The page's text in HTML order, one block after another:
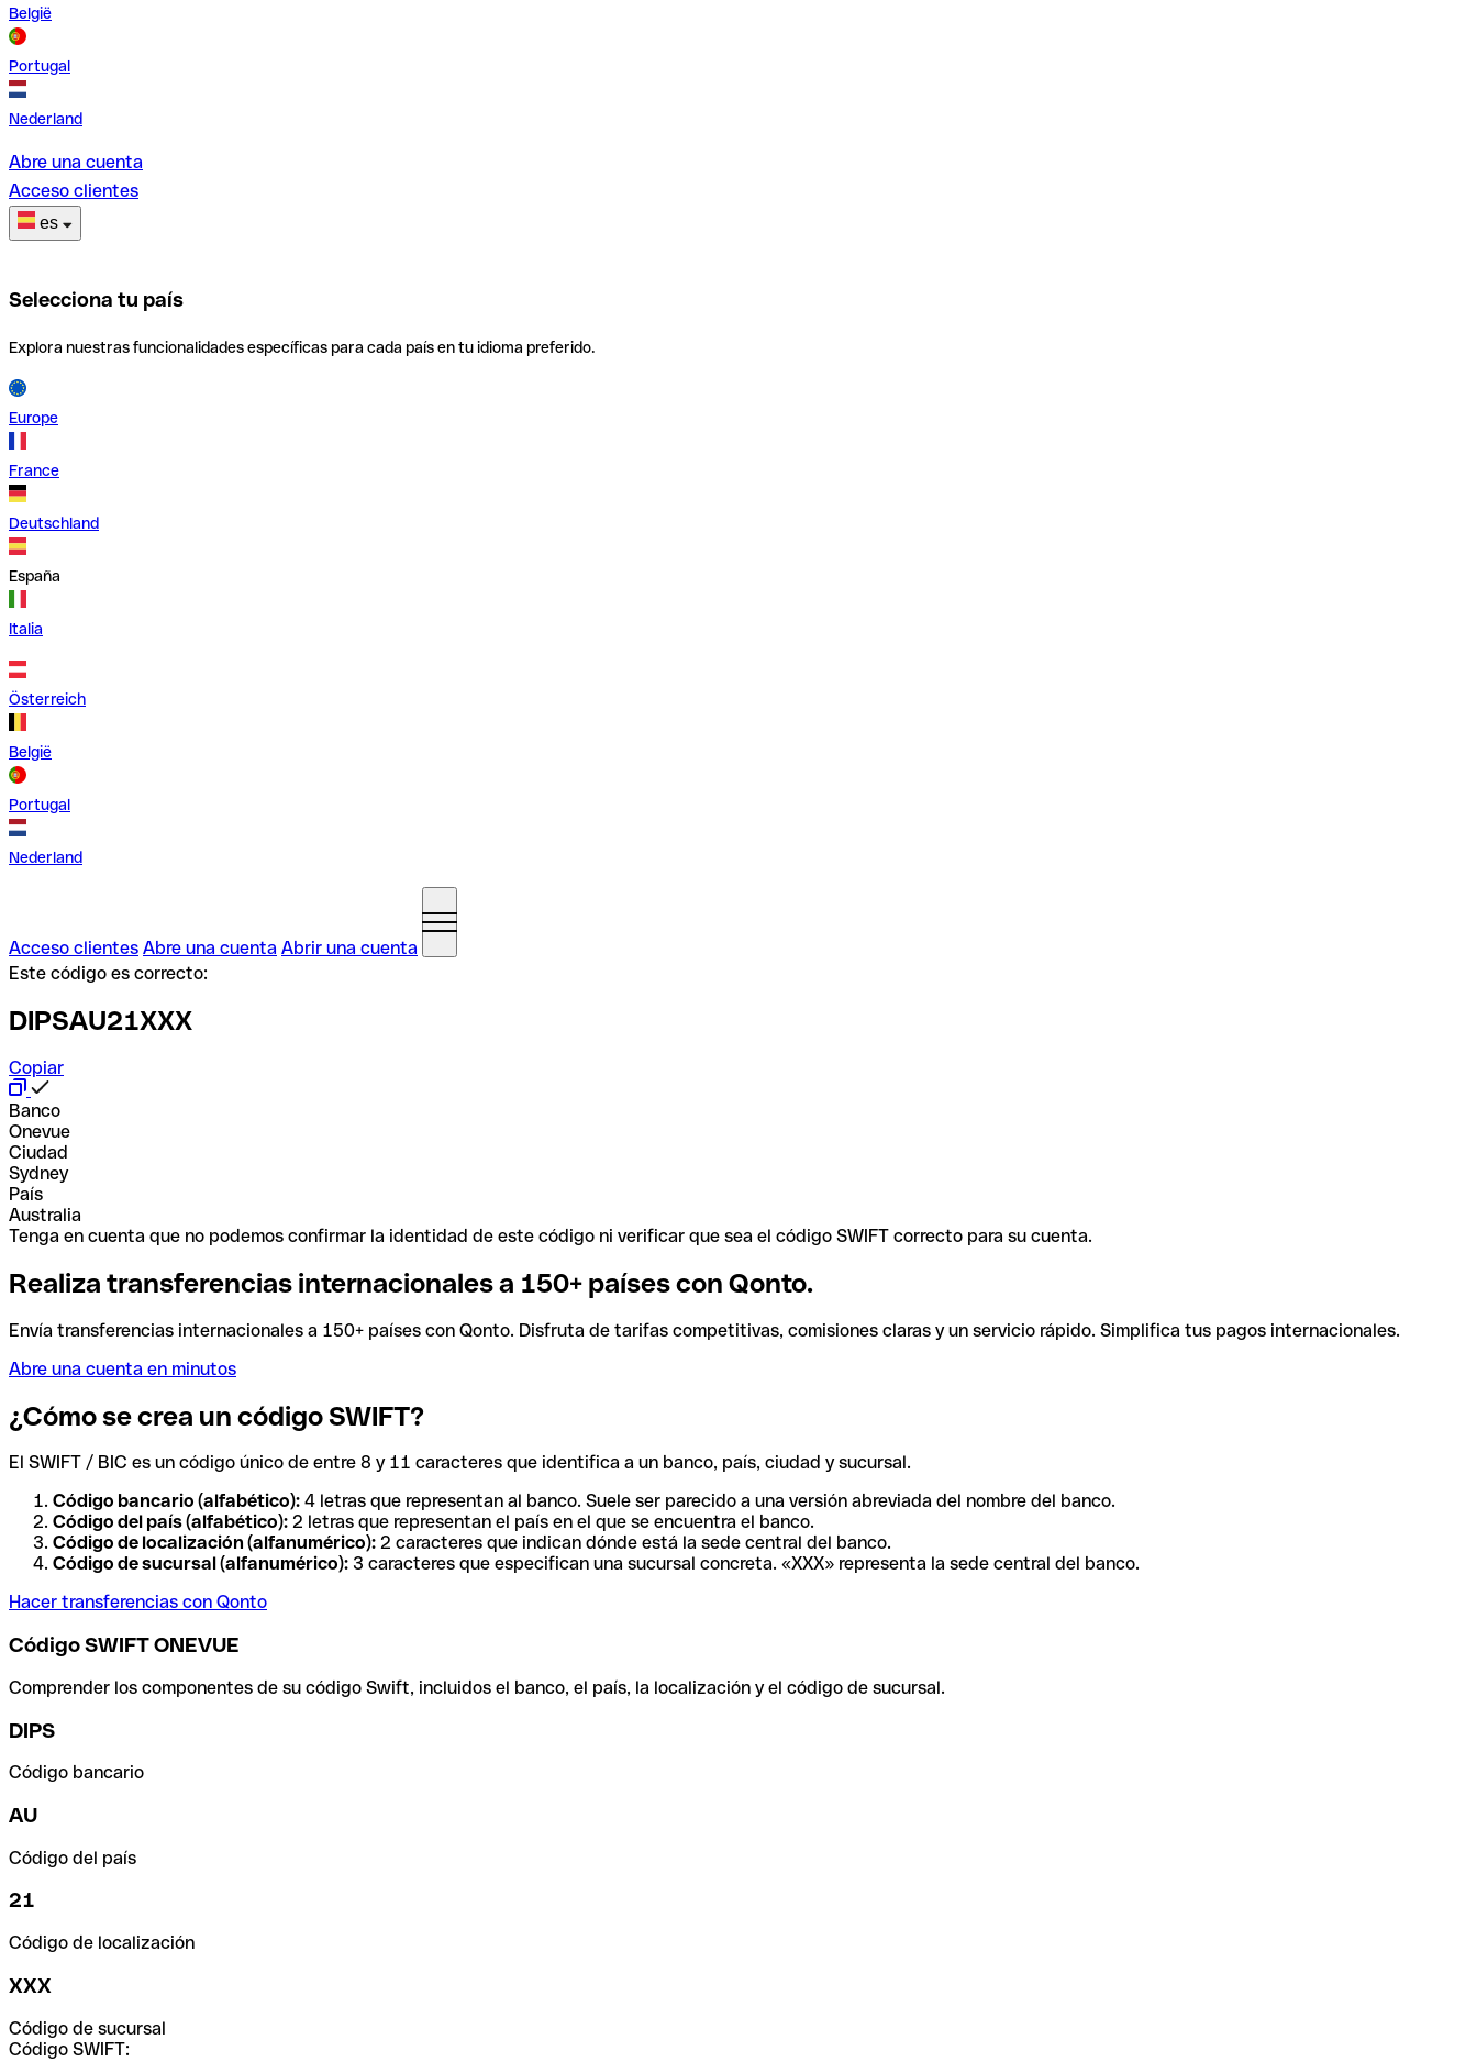
België
Portugal
Nederland
Abre una cuenta
Acceso clientes
es
Selecciona tu país
Explora nuestras funcionalidades específicas para cada país en tu idioma preferido.
Europe
France
Deutschland
España
Italia
Österreich
België
Portugal
Nederland
Acceso clientes Abre una cuenta Abrir una cuenta
Este código es correcto:
DIPSAU21XXX
Copiar
Banco
Onevue
Ciudad
Sydney
País
Australia
Tenga en cuenta que no podemos confirmar la identidad de este código ni verificar que sea el código SWIFT correcto para su cuenta.
Realiza transferencias internacionales a 150+ países con Qonto.
Envía transferencias internacionales a 150+ países con Qonto. Disfruta de tarifas competitivas, comisiones claras y un servicio rápido. Simplifica tus pagos internacionales.
Abre una cuenta en minutos
¿Cómo se crea un código SWIFT?
El SWIFT / BIC es un código único de entre 8 y 11 caracteres que identifica a un banco, país, ciudad y sucursal.
Código bancario (alfabético): 4 letras que representan al banco. Suele ser parecido a una versión abreviada del nombre del banco.
Código del país (alfabético): 2 letras que representan el país en el que se encuentra el banco.
Código de localización (alfanumérico): 2 caracteres que indican dónde está la sede central del banco.
Código de sucursal (alfanumérico): 3 caracteres que especifican una sucursal concreta. «XXX» representa la sede central del banco.
Hacer transferencias con Qonto
Código SWIFT ONEVUE
Comprender los componentes de su código Swift, incluidos el banco, el país, la localización y el código de sucursal.
DIPS
Código bancario
AU
Código del país
21
Código de localización
XXX
Código de sucursal
Código SWIFT: